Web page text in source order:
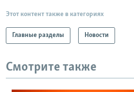
Этот контент также в категориях
Главные разделы Новости
Смотрите также